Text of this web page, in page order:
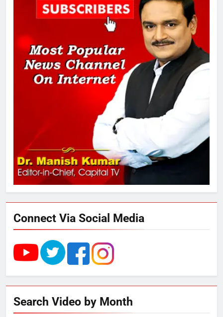
अमर शहीद ठाकुर रोशन सिंह के नाम पर
स्वरूप रानी नेहरू चिकित्सालय का
नामकरण करने की मांग को लेकर
अनिश्चितकालीन धरना शुरू
289 एकड़ भूमि पर विकसित होगा कार्बन-
फ्री डेटा सेंटर, हजारों उच्च-कुशल
रोजगार सृजन की संभावना
4
UP में ग्रामीण बिजली आपूर्ति से कृषि,
डेयरी, कुटीर उद्योग और स्वरोजगार को
मिला बढ़ावा
राम की नगरी अयोध्या में आने वाले भक्तों
का स्वागत करेगा लक्ष्मण द्वार
उत्तर प्रदेश में गांवों में बढ़ेंगी सुविधाएं: 67%
Connect Via Social Media
Search Video by Month